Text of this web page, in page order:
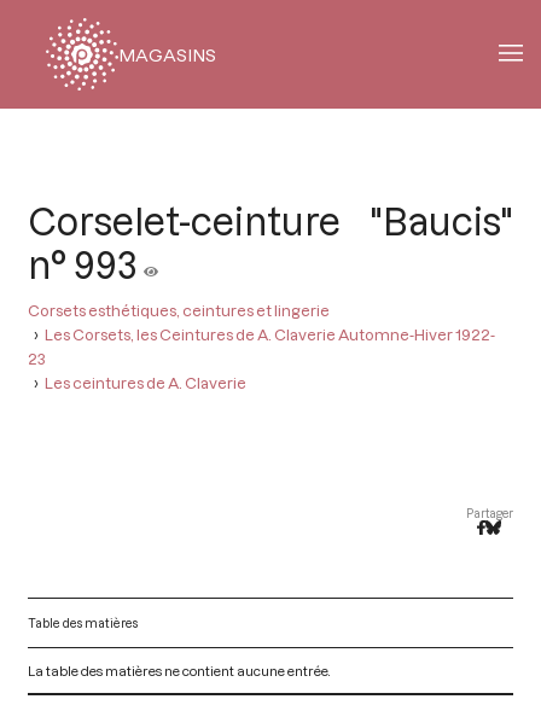
MAGASINS
Corselet-ceinture "Baucis"
n° 993
Corsets esthétiques, ceintures et lingerie
Les Corsets, les Ceintures de A. Claverie Automne-Hiver 1922-
23
Les ceintures de A. Claverie
Partager
Table des matières
La table des matières ne contient aucune entrée.